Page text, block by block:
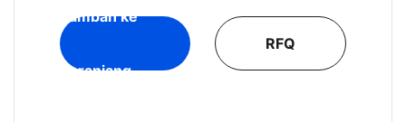
Tambah ke
Keranjang
RFQ